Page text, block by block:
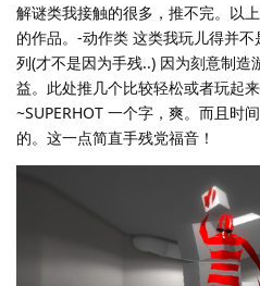
解谜类我接触的很多，推不完。以
的作品。-动作类 这类我玩儿得并
列(才不是因为手残..) 因为刻意制造
益。此处推几个比较轻松或者玩起
~SUPERHOT 一个字，爽。而且时
的。这一点简直手残党福音！